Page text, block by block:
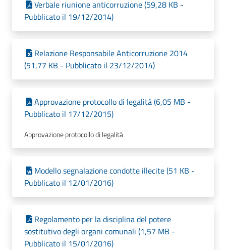
Verbale riunione anticorruzione (59,28 KB -
Pubblicato il 19/12/2014)
Relazione Responsabile Anticorruzione 2014
(51,77 KB - Pubblicato il 23/12/2014)
Approvazione protocollo di legalità (6,05 MB -
Pubblicato il 17/12/2015)
Approvazione protocollo di legalità
Modello segnalazione condotte illecite (51 KB -
Pubblicato il 12/01/2016)
Regolamento per la disciplina del potere
sostitutivo degli organi comunali (1,57 MB -
Pubblicato il 15/01/2016)